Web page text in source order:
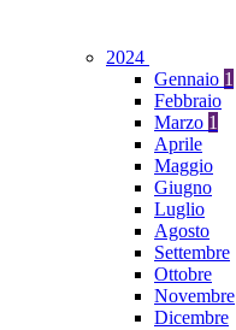
2024
Gennaio 1
Febbraio
Marzo 1
Aprile
Maggio
Giugno
Luglio
Agosto
Settembre
Ottobre
Novembre
Dicembre